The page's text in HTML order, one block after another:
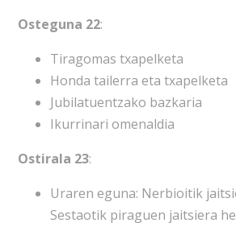
Osteguna 22:
Tiragomas txapelketa
Honda tailerra eta txapelketa
Jubilatuentzako bazkaria
Ikurrinari omenaldia
Ostirala 23:
Uraren eguna: Nerbioitik
Sestaotik piraguen jaitsiera